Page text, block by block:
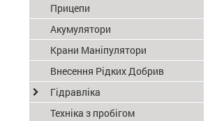
Прицепи
Акумулятори
Крани Маніпулятори
Внесення Рідких Добрив
Гідравліка
Техніка з пробігом